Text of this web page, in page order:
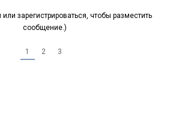
зарегистрироваться, чтобы разместить
сообщение.)
1 2 3